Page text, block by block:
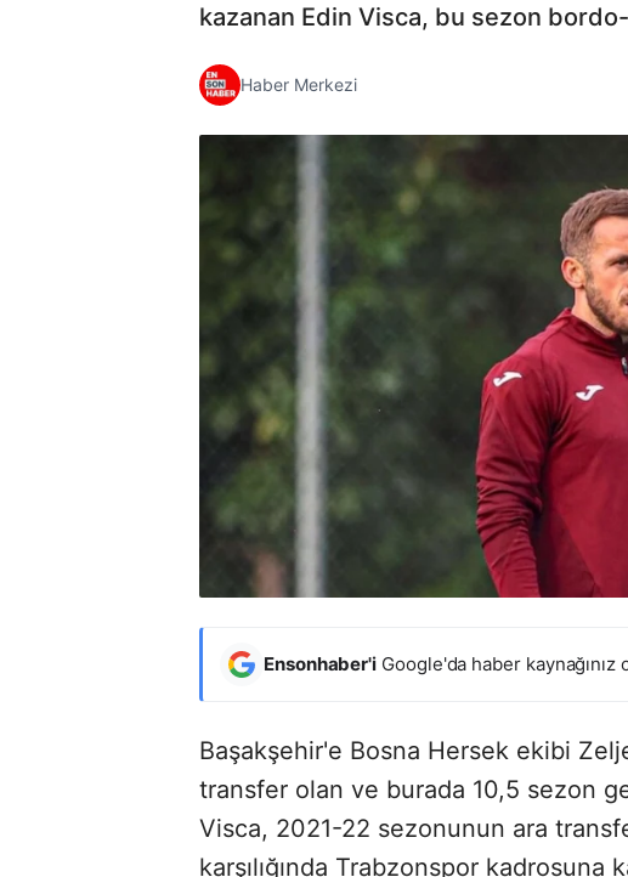
kazanan Edin Visca, bu sezon
Haber Merkezi
Ensonhaber'i Google'da haber kaynağınız
Başakşehir'e Bosna Hersek ekibi
transfer olan ve burada 10,5 sezon
Visca, 2021-22 sezonunun ara
karşılığında Trabzonspor kadrosuna